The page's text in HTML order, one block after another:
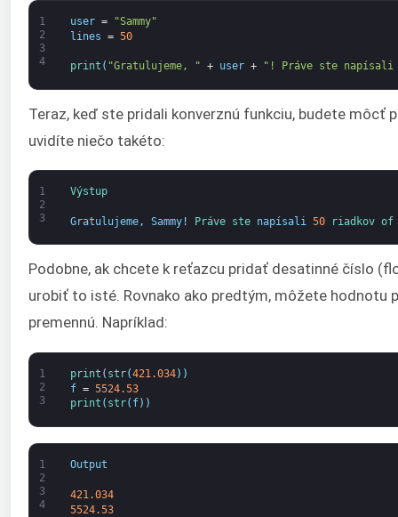
1
2
3
4
user =
"Sammy"
lines = 50
print ( "Gratulujeme, " + user + "! Práve ste
Teraz, keď ste pridali konverznú funkciu, budete môcť
uvidíte niečo takéto:
1
2
3
Výstup
Gratulujeme, Sammy! Práve ste napísali 50 riadkov
Podobne, ak chcete k reťazcu pridať desatinné číslo
urobiť to isté. Rovnako ako predtým, môžete hodnotu
premennú. Napríklad:
1
2
3
print ( str(421.034) )
f = 5524.53
print ( str( f) )
1
2
3
4
Output
421.034
5524.53